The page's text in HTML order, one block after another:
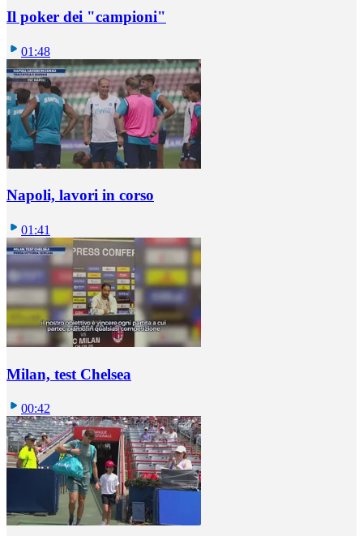
Il poker dei "campioni"
01:48
Napoli, lavori in corso
01:41
Milan, test Chelsea
00:42